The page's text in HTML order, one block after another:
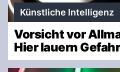
Künstliche Intelligenz
Vorsicht vor
Hier lauern